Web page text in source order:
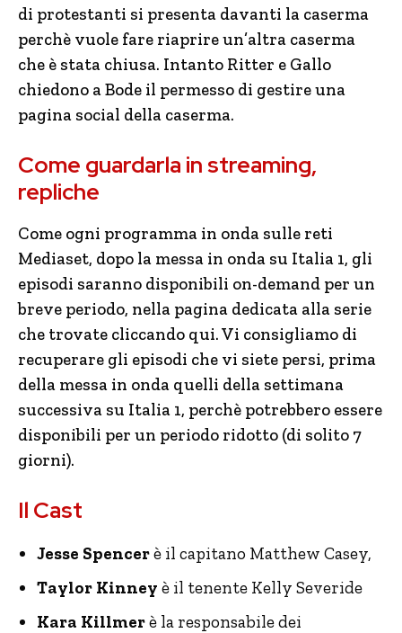
di protestanti si presenta davanti la caserma
perchè vuole fare riaprire un’altra caserma
che è stata chiusa. Intanto Ritter e Gallo
chiedono a Bode il permesso di gestire una
pagina social della caserma.
Come guardarla in streaming,
repliche
Come ogni programma in onda sulle reti
Mediaset, dopo la messa in onda su Italia 1, gli
episodi saranno disponibili on-demand per un
breve periodo, nella pagina dedicata alla serie
che trovate cliccando qui. Vi consigliamo di
recuperare gli episodi che vi siete persi, prima
della messa in onda quelli della settimana
successiva su Italia 1, perchè potrebbero essere
disponibili per un periodo ridotto (di solito 7
giorni).
Il Cast
Jesse Spencerè il capitano Matthew Casey,
Taylor Kinney è il tenente Kelly Severide
Kara Killmerè la responsabile dei